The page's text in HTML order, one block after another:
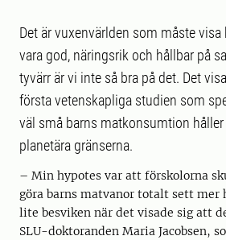
Det är vuxenvärlden som måste
vara god, näringsrik och hållbar på
tyvärr är vi inte så bra på det. Det
första vetenskapliga studien som
väl små barns matkonsumtion
planetära gränserna.
– Min hypotes var att förskolorna
göra barns matvanor totalt sett mer
lite besviken när det visade sig att
SLU-doktoranden Maria Jacobsen,